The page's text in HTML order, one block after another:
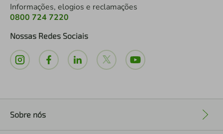
Informações, elogios e reclamações
0800 724 7220
Nossas Redes Sociais
Sobre nós